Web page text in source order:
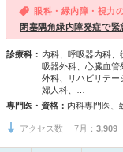
眼科・緑内障・視力
閉塞隅角緑内障発症で緊
診療科： 内科、呼吸器内科
吸器外科、心臓血管
外科、リハビリテー
婦人科、…
専門医・資格：
アクセス数 7月： 3,909